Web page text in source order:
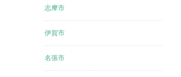
志摩市
伊賀市
名張市